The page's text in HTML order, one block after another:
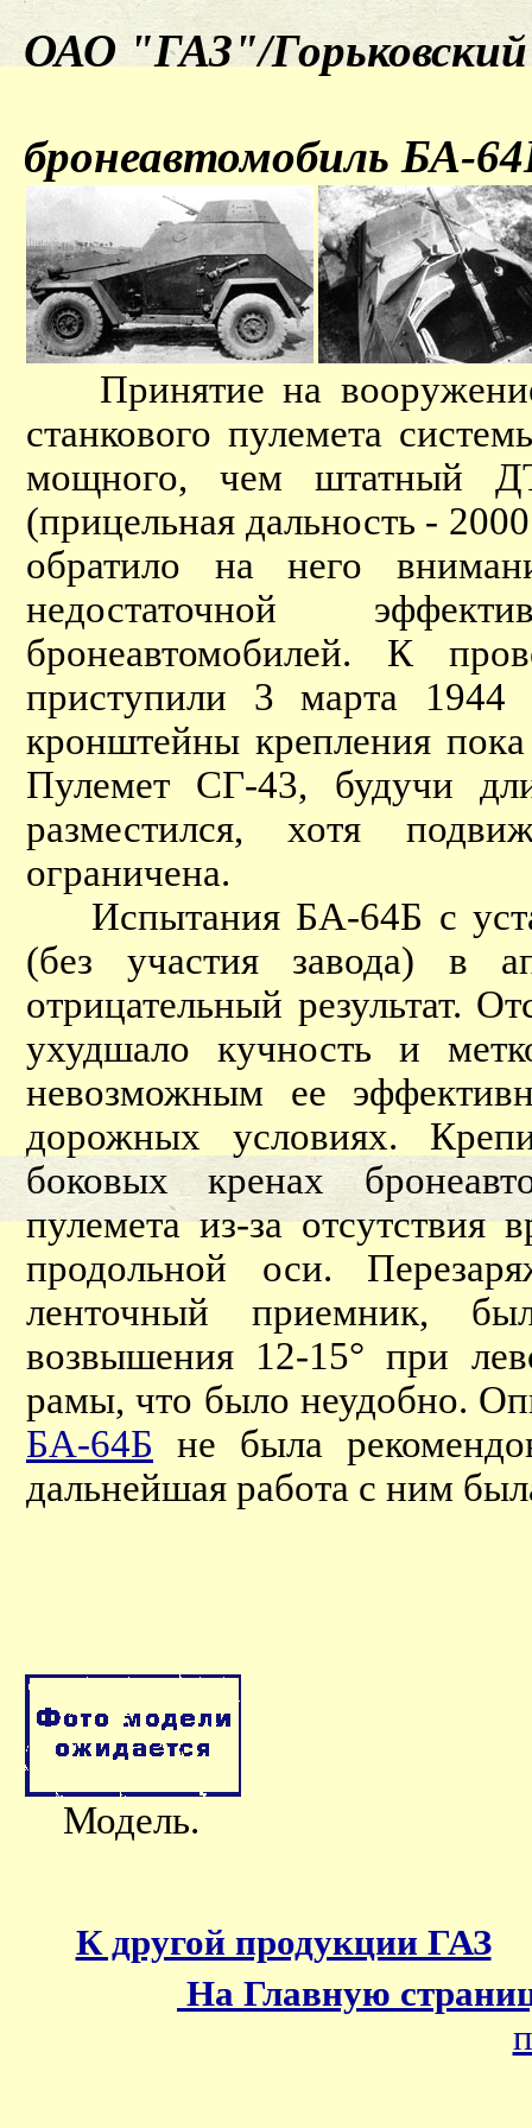
ОАО "ГАЗ"/
бронеавтомобиль БА-
Принятие на
станкового пулемета
мощного, чем штатный
(прицельная дальность -
обратило на него
недостаточной
бронеавтомобилей. К
приступили 3 марта
кронштейны крепления
Пулемет СГ-43, будучи
разместился, хотя
ограничена.
Испытания БА-64Б с
(без участия завода) в
отрицательный результат.
ухудшало кучность и
невозможным ее
дорожных условиях.
боковых кренах
пулемета из-за отсутствия
продольной оси.
ленточный приемник,
возвышения 12-15° при
рамы, что было неудобно.
БА-64Б не была
дальнейшая работа с ним
Модель.
К другой продукции ГАЗ
На Главную